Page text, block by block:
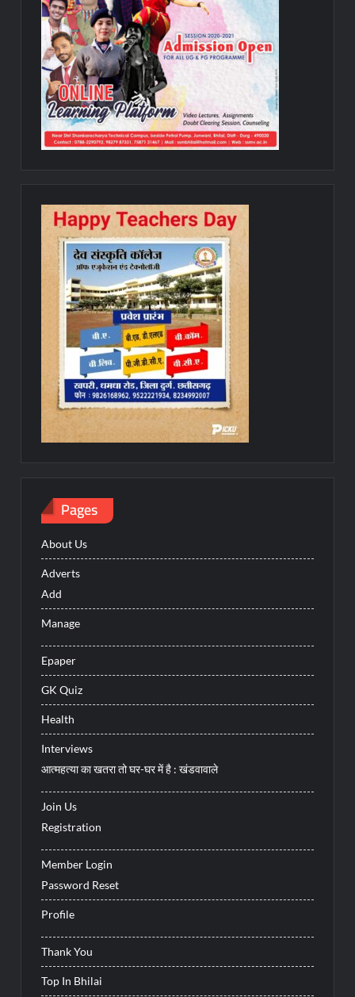
Pages
About Us
Adverts
Add
Manage
Epaper
GK Quiz
Health
Interviews
आत्महत्या का खतरा तो घर-घर में है : खंडवावाले
Join Us
Registration
Member Login
Password Reset
Profile
Thank You
Top In Bhilai